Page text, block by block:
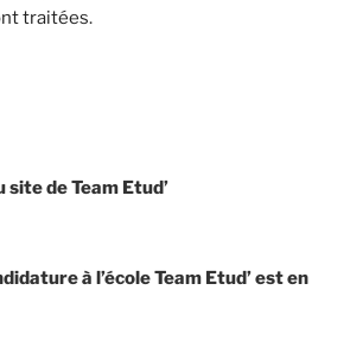
traitées.
de Team Etud’
à l’école Team Etud’ est en